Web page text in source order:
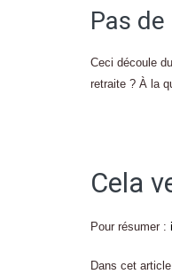
Pas
Ceci découle
retraite ? À la
Cela
Pour résumer :
Dans cet